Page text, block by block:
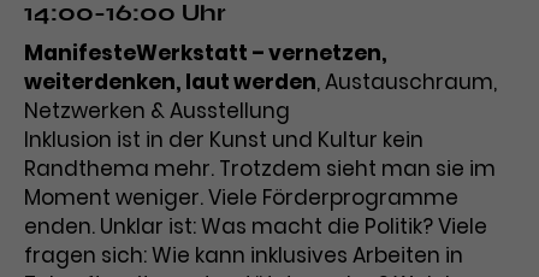
14:00-16:00 Uhr
ManifesteWerkstatt – vernetzen,
weiterdenken, laut werden, Austauschraum,
Netzwerken & Ausstellung
Inklusion ist in der Kunst und Kultur kein
Randthema mehr. Trotzdem sieht man sie im
Moment weniger. Viele Förderprogramme
enden. Unklar ist: Was macht die Politik? Viele
fragen sich: Wie kann inklusives Arbeiten in